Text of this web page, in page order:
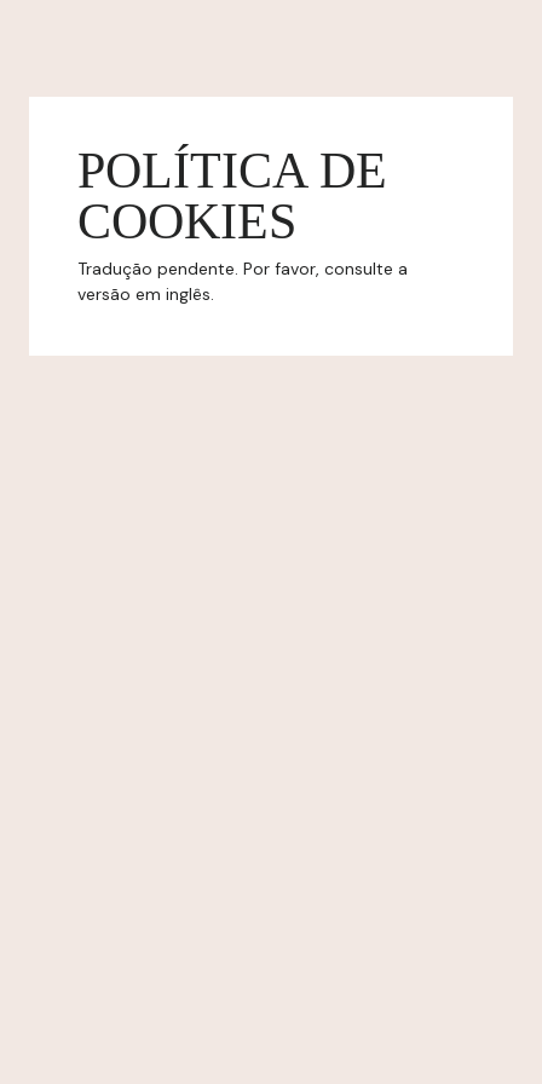
POLÍTICA DE
COOKIES
Tradução pendente. Por favor, consulte a
versão em inglês.